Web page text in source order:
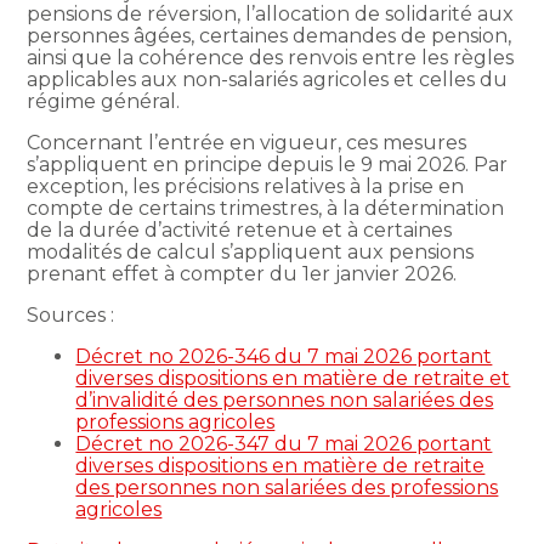
pensions de réversion, l’allocation de solidarité aux
personnes âgées, certaines demandes de pension,
ainsi que la cohérence des renvois entre les règles
applicables aux non-salariés agricoles et celles du
régime général.
Concernant l’entrée en vigueur, ces mesures
s’appliquent en principe depuis le 9 mai 2026. Par
exception, les précisions relatives à la prise en
compte de certains trimestres, à la détermination
de la durée d’activité retenue et à certaines
modalités de calcul s’appliquent aux pensions
prenant effet à compter du 1er janvier 2026.
Sources :
Décret no 2026-346 du 7 mai 2026 portant
diverses dispositions en matière de retraite et
d’invalidité des personnes non salariées des
professions agricoles
Décret no 2026-347 du 7 mai 2026 portant
diverses dispositions en matière de retraite
des personnes non salariées des professions
agricoles